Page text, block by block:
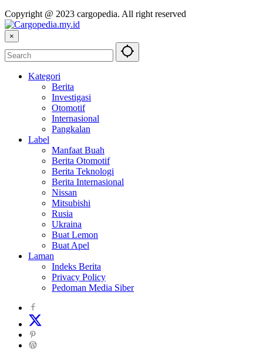
Copyright @ 2023 cargopedia. All right reserved
×
Kategori
Berita
Investigasi
Otomotif
Internasional
Pangkalan
Label
Manfaat Buah
Berita Otomotif
Berita Teknologi
Berita Internasional
Nissan
Mitsubishi
Rusia
Ukraina
Buat Lemon
Buat Apel
Laman
Indeks Berita
Privacy Policy
Pedoman Media Siber